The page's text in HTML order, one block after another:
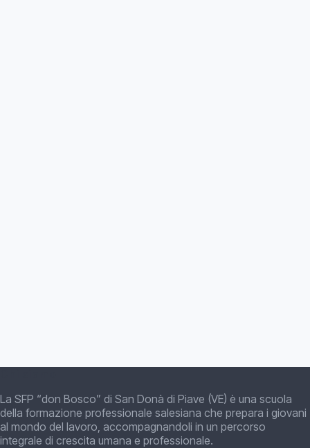
La SFP “don Bosco” di San Donà di Piave (VE) è una scuola
della formazione professionale salesiana che prepara i giovani
al mondo del lavoro, accompagnandoli in un percorso
integrale di crescita umana e professionale.